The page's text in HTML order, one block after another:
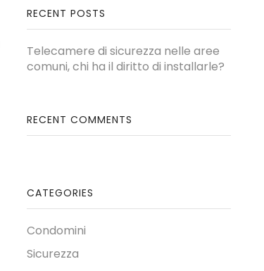
RECENT POSTS
Telecamere di sicurezza nelle aree
comuni, chi ha il diritto di installarle?
RECENT COMMENTS
CATEGORIES
Condomini
Sicurezza